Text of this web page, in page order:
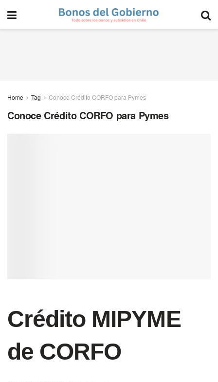
Home Tag Conoce Crédito CORFO para Pymes
Conoce Crédito CORFO para Pymes
Crédito MIPYME
de CORFO